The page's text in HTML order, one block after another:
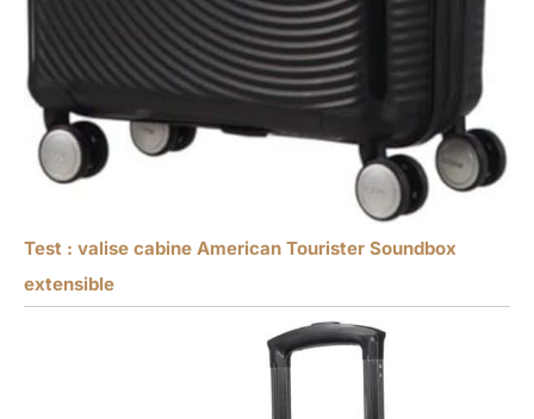
Test : valise cabine American Tourister Soundbox
extensible